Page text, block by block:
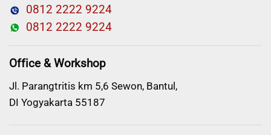
0812 2222 9224
0812 2222 9224
Office & Workshop
Jl. Parangtritis km 5,6 Sewon, Bantul,
DI Yogyakarta 55187